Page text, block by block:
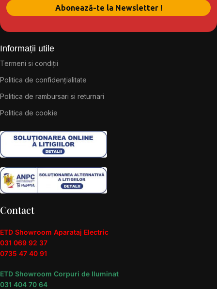
Informații utile
Termeni si condiții
Politica de confidențialitate
Politica de rambursari si returnari
Politica de cookie
Contact
ETD Showroom Aparataj Electric
031 069 92 37
0735 47 40 91
ETD Showroom Corpuri de Iluminat
031 404 70 64